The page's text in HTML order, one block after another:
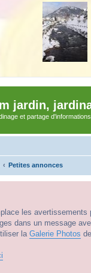
jardin,
et partage d'informations
Petites annonces
les avertissements
dans un message
la Galerie Photos